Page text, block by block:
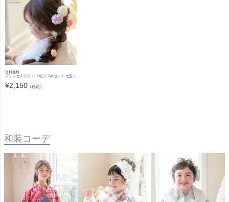
送料無料
プリンセスフラワーUピン 7本セット 七五三 753 浴衣 和装 袴 ドレス ヘアアクセサリー 小学生 キッズ 結婚式 ラプンツェル風 キャサリンコテージ TAK
¥2,150 （税込）
和装コーデ